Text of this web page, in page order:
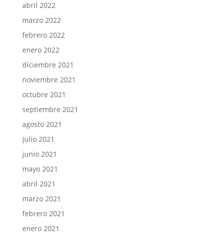
abril 2022
marzo 2022
febrero 2022
enero 2022
diciembre 2021
noviembre 2021
octubre 2021
septiembre 2021
agosto 2021
julio 2021
junio 2021
mayo 2021
abril 2021
marzo 2021
febrero 2021
enero 2021